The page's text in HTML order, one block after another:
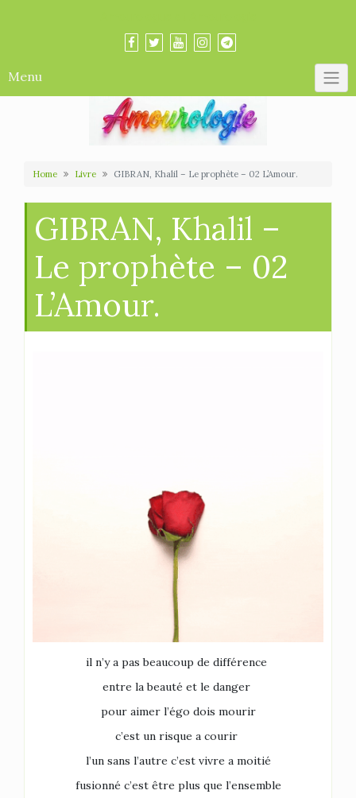
Menu
Home Livre GIBRAN, Khalil – Le prophète – 02 L’Amour.
GIBRAN, Khalil –
Le prophète – 02
L’Amour.
il n’y a pas beaucoup de différence
entre la beauté et le danger
pour aimer l’égo dois mourir
c’est un risque a courir
l’un sans l’autre c’est vivre a moitié
fusionné c’est être plus que l’ensemble